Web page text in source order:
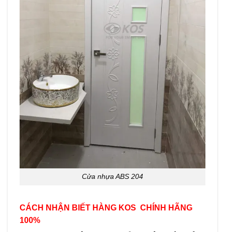
Cửa nhựa ABS 204
CÁCH NHẬN BIẾT HÀNG KOS CHÍNH HÃNG
100%